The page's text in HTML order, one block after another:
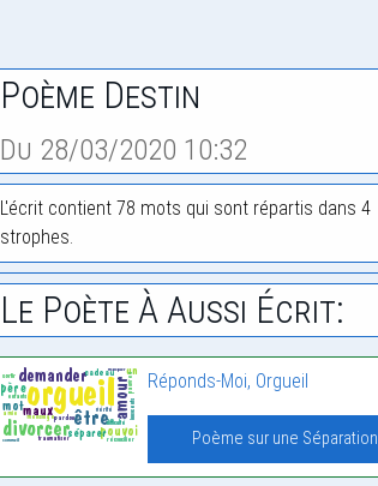
Poème Destin
Du 28/03/2020 10:32
L'écrit contient 78 mots qui sont répartis dans 4
strophes.
Le Poète À Aussi Écrit:
Réponds-Moi, Orgueil
Poème sur une Séparation